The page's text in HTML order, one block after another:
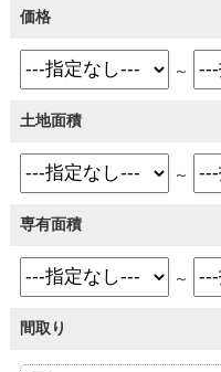
価格
～
土地面積
～
専有面積
～
間取り